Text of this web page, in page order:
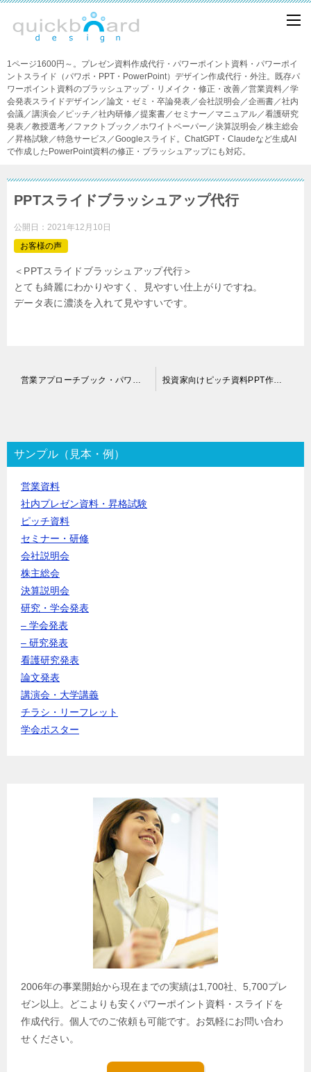
1ページ1600円～。プレゼン資料作成代行・パワーポイント資料・パワーポイ
ントスライド（パワポ・PPT・PowerPoint）デザイン作成代行・外注。既存パ
ワーポイント資料のブラッシュアップ・リメイク・修正・改善／営業資料／学
会発表スライドデザイン／論文・ゼミ・卒論発表／会社説明会／企画書／社内
会議／講演会／ピッチ／社内研修／提案書／セミナー／マニュアル／看護研究
発表／教授選考／ファクトブック／ホワイトペーパー／決算説明会／株主総会
／昇格試験／特急サービス／Googleスライド。ChatGPT・Claudeなど生成AI
で作成したPowerPoint資料の修正・ブラッシュアップにも対応。
PPTスライドブラッシュアップ代行
公開日： 2021年12月10日
お客様の声
＜PPTスライドブラッシュアップ代行＞
とても綺麗にわかりやすく、見やすい仕上がりですね。
データ表に濃淡を入れて見やすいです。
ゲ
ー
シ
投資家向けピッチ資料PPT作成代行
サンプル（見本・例）
営業資料
社内プレゼン資料・昇格試験
ピッチ資料
セミナー・研修
会社説明会
株主総会
決算説明会
研究・学会発表
– 学会発表
– 研究発表
看護研究発表
論文発表
講演会・大学講義
チラシ・リーフレット
学会ポスター
2006年の事業開始から現在までの実績は1,700社、5,700プレ
ゼン以上。どこよりも安くパワーポイント資料・スライドを
作成代行。個人でのご依頼も可能です。お気軽にお問い合わ
せください。